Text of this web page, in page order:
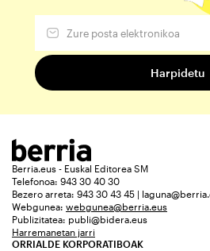
Berria.eus - Euskal Editorea SM
Telefonoa: 943 30 40 30
Bezero arreta: 943 30 43 45 |
Webgunea: webgunea@berria.eus
Publizitatea: publi@bidera.eus
Harremanetan jarri
ORRIALDE KORPORATIBOAK